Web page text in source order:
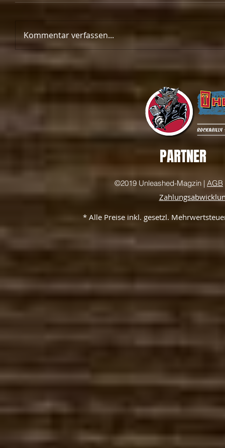
Kommentar verfassen...
PARTNER
©2019 Unleashed-Magzin | AGB
* Alle Preise inkl. gesetzl.